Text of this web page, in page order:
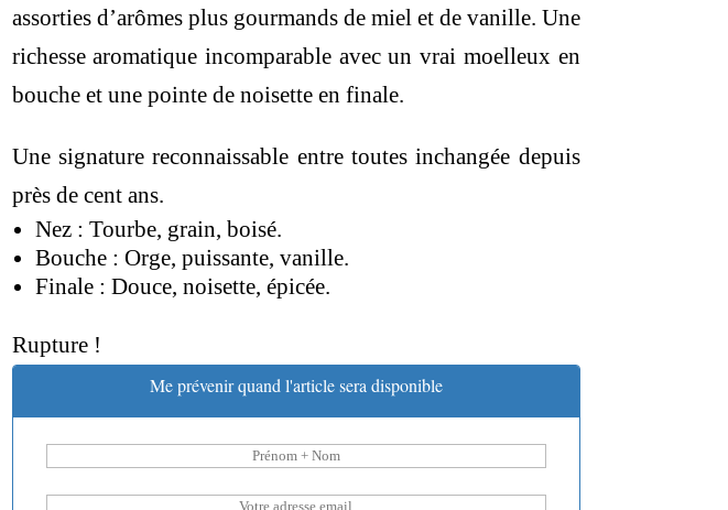
assorties d’arômes plus gourmands de miel et de vanille. Une
richesse aromatique incomparable avec un vrai moelleux en
bouche et une pointe de noisette en finale.
Une signature reconnaissable entre toutes inchangée depuis
près de cent ans.
Nez : Tourbe, grain, boisé.
Bouche : Orge, puissante, vanille.
Finale : Douce, noisette, épicée.
Rupture !
Me prévenir quand l'article sera disponible